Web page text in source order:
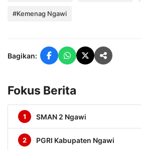
#Kemenag Ngawi
Bagikan:
Fokus Berita
1 SMAN 2 Ngawi
2 PGRI Kabupaten Ngawi